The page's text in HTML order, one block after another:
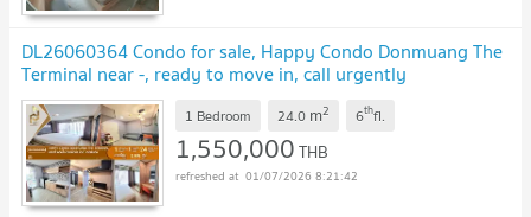
DL26060364 Condo for sale, Happy Condo Donmuang The
Terminal near -, ready to move in, call urgently
0653619502 LineID @952jdxxk
1 Bedroom 24.0 m2 6thfl.
1,550,000THB
01/07/2026 8:21:42